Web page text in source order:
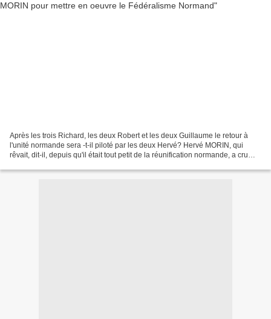
Après les trois Richard, les deux Robert et les deux Guillaume le retour à
l'unité normande sera -t-il piloté par les deux Hervé? Hervé MORIN, qui
rêvait, dit-il, depuis qu'il était tout petit de la réunification normande, a cru